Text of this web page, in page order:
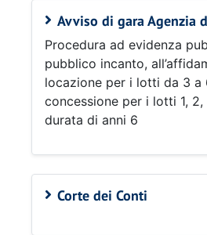
Avviso di gara Agenzia
Procedura ad evidenza
pubblico incanto,
locazione per i lotti da 3 a
concessione per i lotti 1, 2,
durata di anni 6
Corte dei Conti